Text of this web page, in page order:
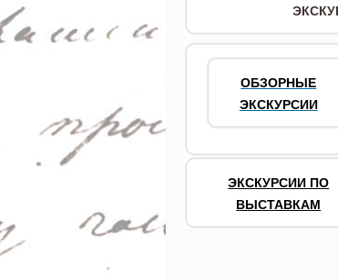
ОБЗОРНЫЕ
ЭКСКУРСИИ
ЭКСКУРСИИ ПО
ВЫСТАВКАМ